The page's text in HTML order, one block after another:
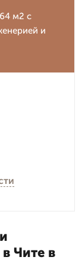
м2 с
и
Чите в